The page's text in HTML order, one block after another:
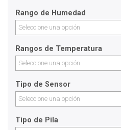
Rango de Humedad
Seleccione una opción
Rangos de Temperatura
Seleccione una opción
Tipo de Sensor
Seleccione una opción
Tipo de Pila